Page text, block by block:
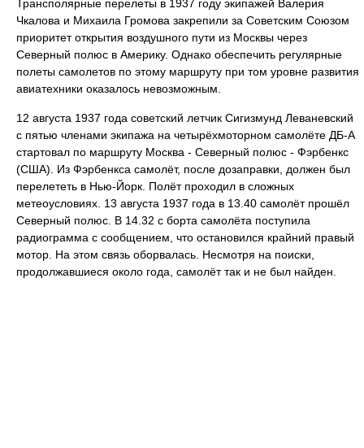
Трансполярные перелеты в 1937 году экипажей Валерия
Чкалова и Михаила Громова закрепили за Советским Союзом
приоритет открытия воздушного пути из Москвы через
Северный полюс в Америку. Однако обеспечить регулярные
полеты самолетов по этому маршруту при том уровне развития
авиатехники оказалось невозможным.
12 августа 1937 года советский летчик Сигизмунд Леваневский
с пятью членами экипажа на четырёхмоторном самолёте ДБ-А
стартовал по маршруту Москва - Северный полюс - Фэрбенкс
(США). Из Фэрбенкса самолёт, после дозаправки, должен был
перелететь в Нью-Йорк. Полёт проходил в сложных
метеоусловиях. 13 августа 1937 года в 13.40 самолёт прошёл
Северный полюс. В 14.32 с борта самолёта поступила
радиограмма с сообщением, что остановился крайний правый
мотор. На этом связь оборвалась. Несмотря на поиски,
продолжавшиеся около года, самолёт так и не был найден.